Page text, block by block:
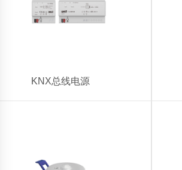
KNX总线电源